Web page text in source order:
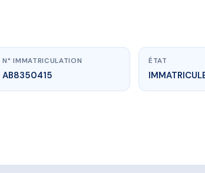
N° IMMATRICULATION
AB8350415
ÉTAT